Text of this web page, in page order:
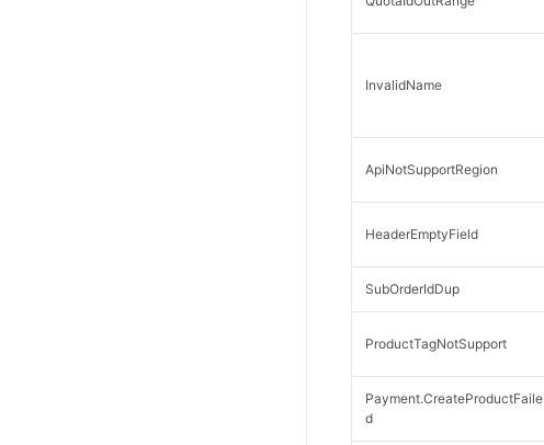
InvalidName
ApiNotSupportRegion
HeaderEmptyField
SubOrderIdDup
ProductTagNotSupport
Payment.CreateProductFaile
d